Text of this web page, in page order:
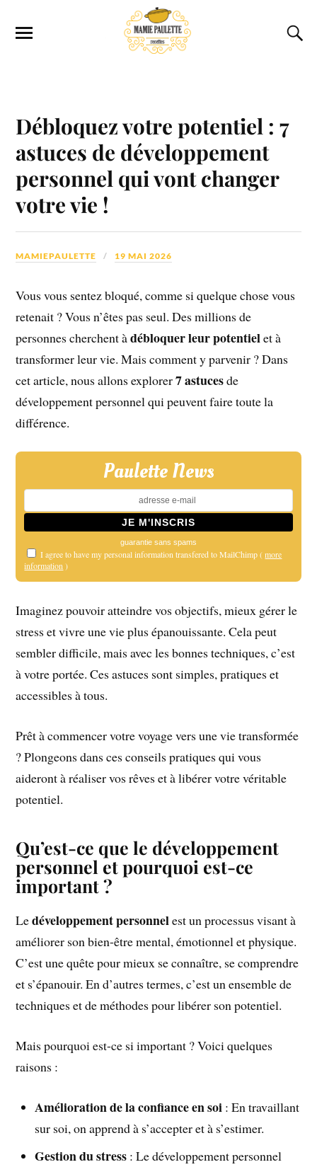
Débloquez votre potentiel : 7
astuces de développement
personnel qui vont changer
votre vie !
MAMIEPAULETTE 19 MAI 2026
Vous vous sentez bloqué, comme si quelque chose vous
retenait ? Vous n’êtes pas seul. Des millions de
personnes cherchent àdébloquer leur potentielet à
transformer leur vie. Mais comment y parvenir ? Dans
cet article, nous allons explorer7 astucesde
développement personnel qui peuvent faire toute la
différence.
Paulette News
guarantie sans spams
I agree to have my personal information transfered to MailChimp (more
information)
Imaginez pouvoir atteindre vos objectifs, mieux gérer le
stress et vivre une vie plus épanouissante. Cela peut
sembler difficile, mais avec les bonnes techniques, c’est
à votre portée. Ces astuces sont simples, pratiques et
accessibles à tous.
Prêt à commencer votre voyage vers une vie transformée
? Plongeons dans ces conseils pratiques qui vous
aideront à réaliser vos rêves et à libérer votre véritable
potentiel.
Qu’est-ce que le développement
personnel et pourquoi est-ce
important ?
Ledéveloppement personnelest un processus visant à
améliorer son bien-être mental, émotionnel et physique.
C’est une quête pour mieux se connaître, se comprendre
et s’épanouir. En d’autres termes, c’est un ensemble de
techniques et de méthodes pour libérer son potentiel.
Mais pourquoi est-ce si important ? Voici quelques
raisons :
Amélioration de la confiance en soi : En travaillant
sur soi, on apprend à s’accepter et à s’estimer.
Gestion du stress : Le développement personnel